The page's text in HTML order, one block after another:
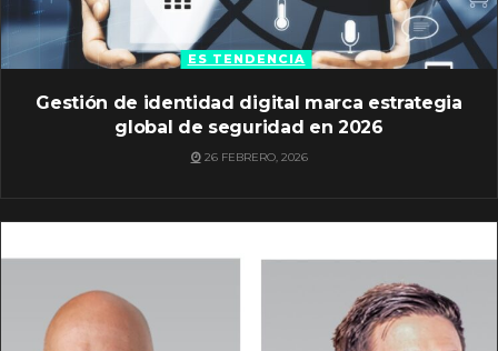
ES TENDENCIA
Gestión de identidad digital marca estrategia
global de seguridad en 2026
26 FEBRERO, 2026